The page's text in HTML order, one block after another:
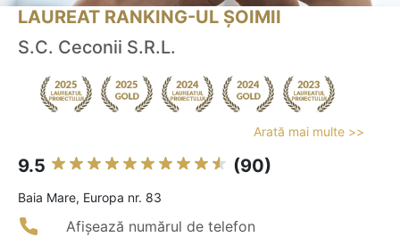
LAUREAT RANKING-UL ȘOIMII
S.C. Ceconii S.R.L.
Arată mai multe >>
9.5 (90)
Baia Mare, Europa nr. 83
Afișează numărul de telefon